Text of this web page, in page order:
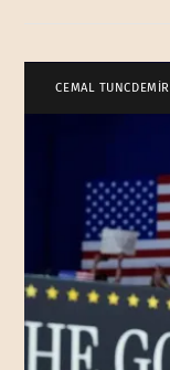
CEMAL TUNCDEMİR